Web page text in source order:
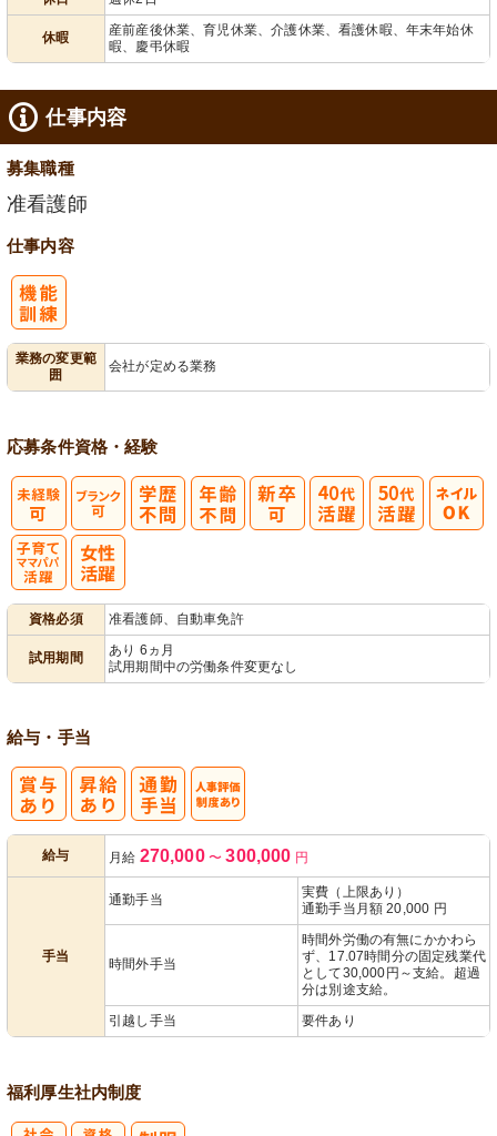
休暇
産前産後休業、育児休業、介護休業、看護休暇、年末年始休
暇、慶弔休暇
仕事内容
募集職種
准看護師
仕事内容
業務の変更範
囲
会社が定める業務
応募条件資格・経験
資格必須 准看護師、自動車免許
試用期間
あり 6ヵ月
試用期間中の労働条件変更なし
給与・手当
給与 月給 270,000 〜 300,000 円
手当
通勤手当
実費（上限あり）
通勤手当月額 20,000 円
時間外手当
時間外労働の有無にかかわら
ず、17.07時間分の固定残業代
として30,000円～支給。超過
分は別途支給。
引越し手当
要件あり
福利厚生社内制度